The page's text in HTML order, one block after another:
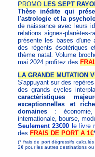
PROMO LES SEPT
Thèse inédite qui
l'astrologie et la
de naissance avec leurs
relations signes-planètes-
présente les bases d'une
des régents ésotériques
thème natal. Volume
mai 2024 profitez des
LA GRANDE MUTATION
S'appuyant sur des
des grands cycles
caractéristiques
exceptionnelles et
domaines : économie,
internationale, bourse,
Seulement 23€00 le livre
des FRAIS DE PORT A 1€
(* frais de port dégressifs
2€ pour les autres destinations